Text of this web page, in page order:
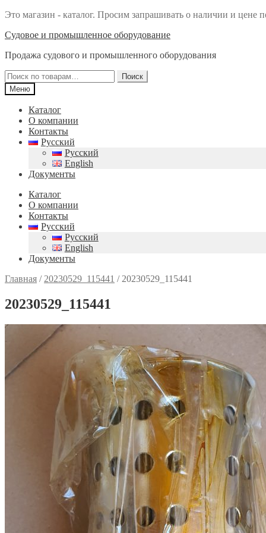
Это магазин - каталог. Просим запрашивать о наличии и цене
Перейти
навигации
Перейти
содержимому
Судовое и промышленное оборудование
Продажа судового и промышленного оборудования
Искать:
Поиск
Меню
Каталог
О компании
Контакты
Русский
Русский
English
Документы
Каталог
О компании
Контакты
Русский
Русский
English
Документы
Главная / 20230529_115441 / 20230529_115441
20230529_115441